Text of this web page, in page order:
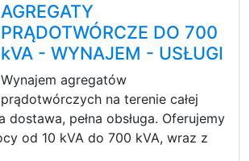
AGREGATY
PRĄDOTWÓRCZE DO 700
kVA - WYNAJEM - USŁUGI
Wynajem agregatów
prądotwórczych na terenie całej
dostawa, pełna obsługa. Oferujemy
od 10 kVA do 700 kVA, wraz z